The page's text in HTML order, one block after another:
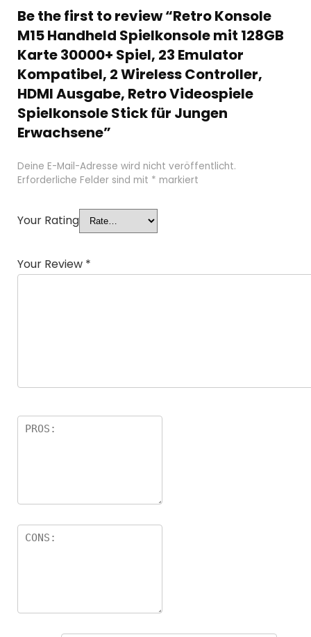
Be the first to review “Retro Konsole
M15 Handheld Spielkonsole mit 128GB
Karte 30000+ Spiel, 23 Emulator
Kompatibel, 2 Wireless Controller,
HDMI Ausgabe, Retro Videospiele
Spielkonsole Stick für Jungen
Erwachsene”
Deine E-Mail-Adresse wird nicht veröffentlicht.
Erforderliche Felder sind mit * markiert
Your Rating
Your Review *